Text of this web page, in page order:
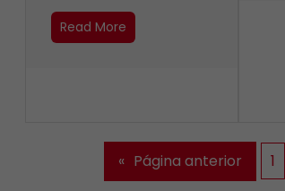
Read More
« Página anterior 1